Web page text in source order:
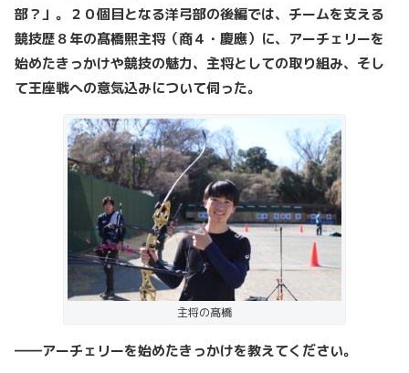
部？」。２０個目となる洋弓部の後編では、チームを支える
競技歴８年の髙橋熙主将（商４・慶應）に、アーチェリーを
始めたきっかけや競技の魅力、主将としての取り組み、そし
て王座戦への意気込みについて伺った。
主将の髙橋
――アーチェリーを始めたきっかけを教えてください。